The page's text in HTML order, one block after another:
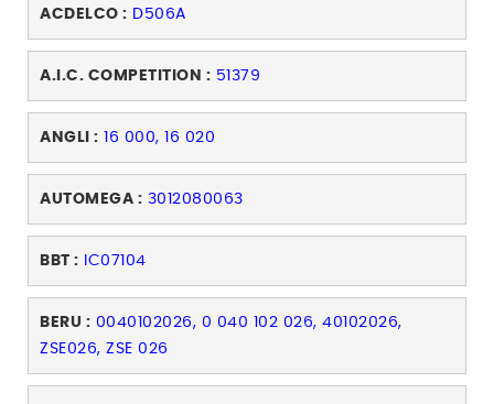
ACDELCO : D506A
A.I.C. COMPETITION : 51379
ANGLI : 16 000, 16 020
AUTOMEGA : 3012080063
BBT : IC07104
BERU : 0040102026, 0 040 102 026, 40102026,
ZSE026, ZSE 026